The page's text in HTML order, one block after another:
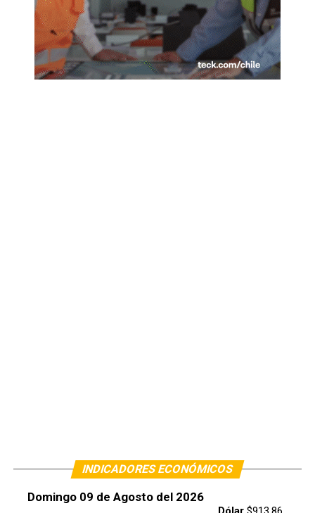
INDICADORES ECONÓMICOS
Domingo 09 de Agosto del 2026